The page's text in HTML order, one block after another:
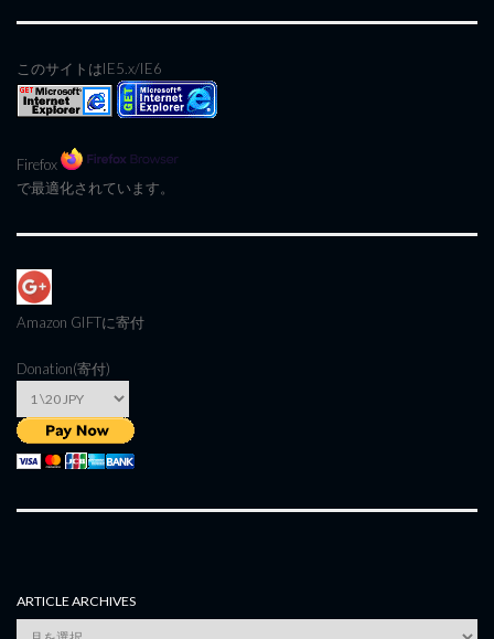
このサイトはIE5.x/IE6
Firefox
で最適化されています。
Amazon GIFTに寄付
Donation(寄付)
ARTICLE ARCHIVES
Article